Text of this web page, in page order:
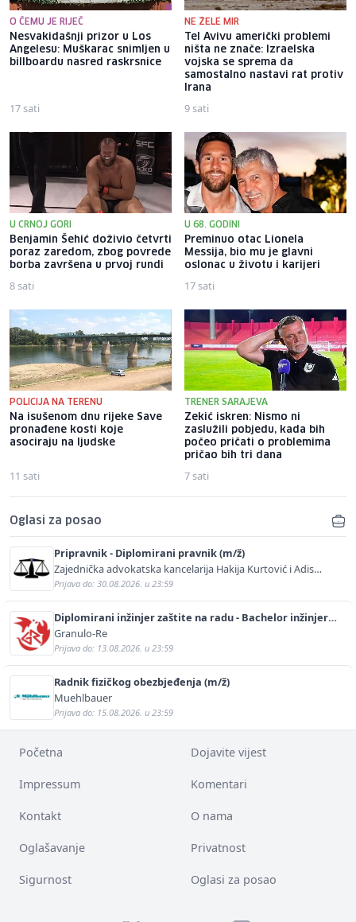
O ČEMU JE RIJEČ
Nesvakidašnji prizor u Los
Angelesu: Muškarac snimljen u
billboardu nasred raskrsnice
17 sati
NE ŽELE MIR
Tel Avivu američki problemi
ništa ne znače: Izraelska
vojska se sprema da
samostalno nastavi rat protiv
Irana
9 sati
U CRNOJ GORI
Benjamin Šehić doživio četvrti
poraz zaredom, zbog povrede
borba završena u prvoj rundi
8 sati
U 68. GODINI
Preminuo otac Lionela
Messija, bio mu je glavni
oslonac u životu i karijeri
17 sati
POLICIJA NA TERENU
Na isušenom dnu rijeke Save
pronađene kosti koje
asociraju na ljudske
11 sati
TRENER SARAJEVA
Zekić iskren: Nismo ni
zaslužili pobjedu, kada bih
počeo pričati o problemima
pričao bih tri dana
7 sati
Oglasi za posao
Pripravnik - Diplomirani pravnik (m/ž)
Zajednička advokatska kancelarija Hakija Kurtović i Adis
Kurtović
Prijava do: 30.08.2026. u 23:59
Diplomirani inžinjer zaštite na radu - Bachelor inžinjer
sigurnosti i pomoći (m/ž)
Granulo-Re
Prijava do: 13.08.2026. u 23:59
Radnik fizičkog obezbjeđenja (m/ž)
Muehlbauer
Prijava do: 15.08.2026. u 23:59
Početna Dojavite vijest
Impressum Komentari
Kontakt O nama
Oglašavanje Privatnost
Sigurnost Oglasi za posao